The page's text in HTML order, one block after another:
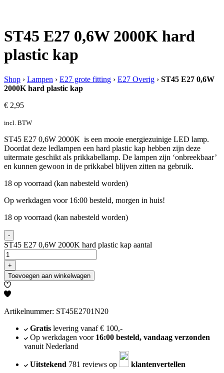
ST45 E27 0,6W 2000K hard
plastic kap
Shop › Lampen › E27 grote fitting › E27 Overig › ST45 E27 0,6W
2000K hard plastic kap
€ 2,95
incl. BTW
ST45 E27 0,6W 2000K is een mooie energiezuinige LED lamp.
Doordat deze ledlampen een hard plastic kap hebben zijn deze
uitermate geschikt als prikkabellamp. De lampen zijn ‘onbreekbaar’
en kunnen gewoon in de prikkabel blijven zitten na gebruik.
18 op voorraad (kan nabesteld worden)
Op werkdagen voor 16:00 besteld, morgen in huis!
18 op voorraad (kan nabesteld worden)
-
ST45 E27 0,6W 2000K hard plastic kap aantal
+
Toevoegen aan winkelwagen
Artikelnummer: ST45E2701N20
Gratislevering vanaf € 100,-
Op werkdagen voor 16:00 besteld, vandaag verzonden
vanuit Nederland
Uitstekend 781 reviews op
klantenvertellen